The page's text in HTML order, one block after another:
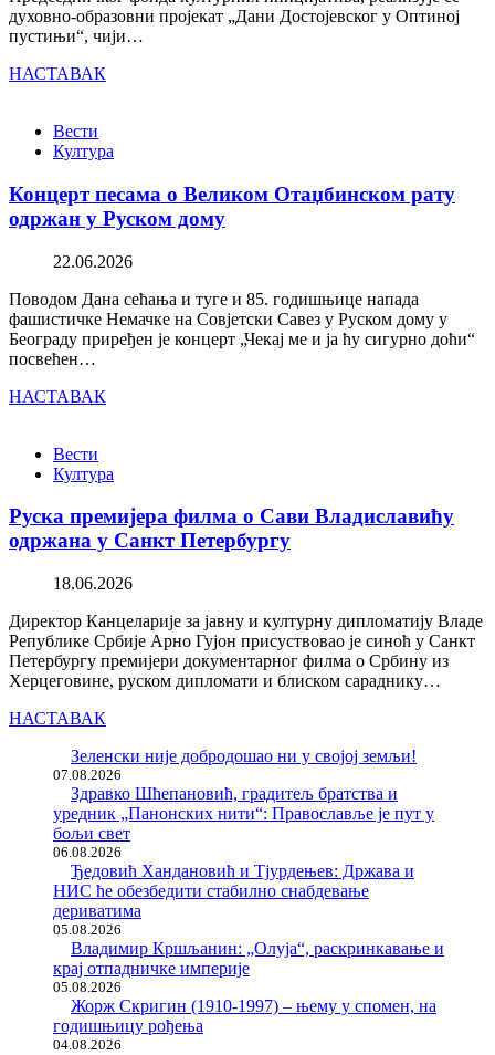
духовно-образовни пројекат „Дани Достојевског у Оптиној
пустињи“, чији…
НАСТАВАК
Вести
Култура
Концерт песама о Великом Отаџбинском рату
одржан у Руском дому
22.06.2026
Поводом Дана сећања и туге и 85. годишњице напада
фашистичке Немачке на Совјетски Савез у Руском дому у
Београду приређен је концерт „Чекај ме и ја ћу сигурно доћи“
посвећен…
НАСТАВАК
Вести
Култура
Руска премијера филма о Сави Владиславићу
одржана у Санкт Петербургу
18.06.2026
Директор Канцеларије за јавну и културну дипломатију Владе
Републике Србије Арно Гујон присуствовао је синоћ у Санкт
Петербургу премијери документарног филма о Србину из
Херцеговине, руском дипломати и блиском сараднику…
НАСТАВАК
Зеленски није добродошао ни у својој земљи!
07.08.2026
Здравко Шћепановић, градитељ братства и
уредник „Панонских нити“: Православље је пут у
бољи свет
06.08.2026
Ђедовић Хандановић и Тјурдењев: Држава и
НИС ће обезбедити стабилно снабдевање
дериватима
05.08.2026
Владимир Кршљанин: „Олуја“, раскринкавање и
крај отпадничке империје
05.08.2026
Жорж Скригин (1910-1997) – њему у спомен, на
годишњицу рођења
04.08.2026